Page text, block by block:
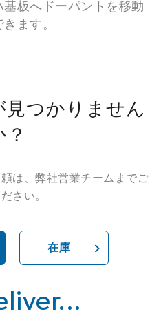
板へドーパントを移動
ます。
つかりません
？
は、弊社営業チームまでご
さい。
在庫